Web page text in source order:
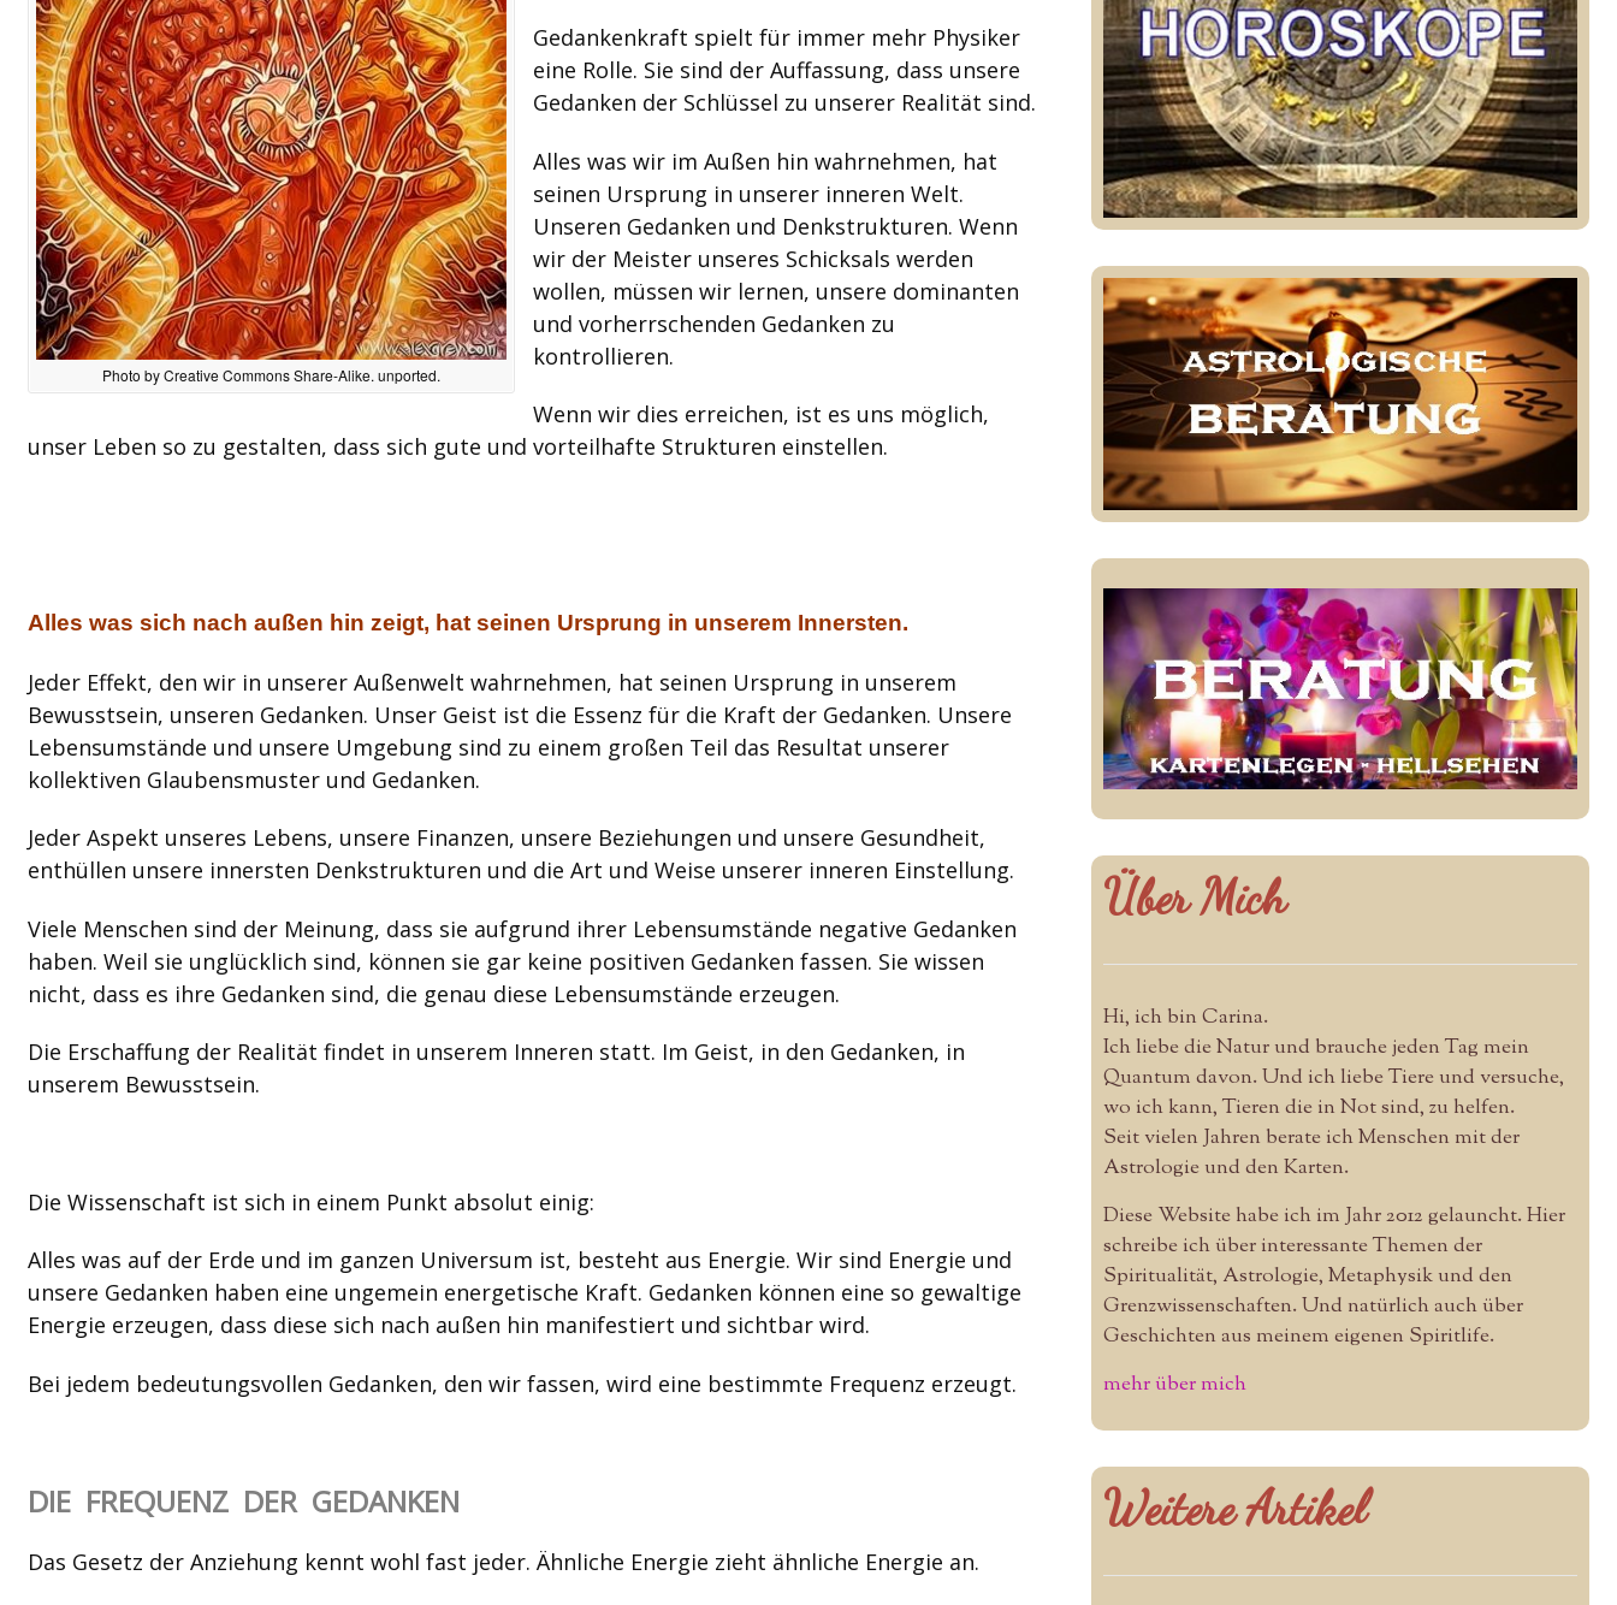
Photo by Creative Commons Share-Alike. unported.
Gedankenkraft spielt für immer mehr Physiker
eine Rolle. Sie sind der Auffassung, dass unsere
Gedanken der Schlüssel zu unserer Realität sind.
Alles was wir im Außen hin wahrnehmen, hat
seinen Ursprung in unserer inneren Welt.
Unseren Gedanken und Denkstrukturen. Wenn
wir der Meister unseres Schicksals werden
wollen, müssen wir lernen, unsere dominanten
und vorherrschenden Gedanken zu
kontrollieren.
Wenn wir dies erreichen, ist es uns möglich,
unser Leben so zu gestalten, dass sich gute und vorteilhafte Strukturen einstellen.
Alles was sich nach außen hin zeigt, hat seinen Ursprung in unserem Innersten.
Jeder Effekt, den wir in unserer Außenwelt wahrnehmen, hat seinen Ursprung in unserem
Bewusstsein, unseren Gedanken. Unser Geist ist die Essenz für die Kraft der Gedanken. Unsere
Lebensumstände und unsere Umgebung sind zu einem großen Teil das Resultat unserer
kollektiven Glaubensmuster und Gedanken.
Jeder Aspekt unseres Lebens, unsere Finanzen, unsere Beziehungen und unsere Gesundheit,
enthüllen unsere innersten Denkstrukturen und die Art und Weise unserer inneren Einstellung.
Viele Menschen sind der Meinung, dass sie aufgrund ihrer Lebensumstände negative Gedanken
haben. Weil sie unglücklich sind, können sie gar keine positiven Gedanken fassen. Sie wissen
nicht, dass es ihre Gedanken sind, die genau diese Lebensumstände erzeugen.
Die Erschaffung der Realität findet in unserem Inneren statt. Im Geist, in den Gedanken, in
unserem Bewusstsein.
Die Wissenschaft ist sich in einem Punkt absolut einig:
Alles was auf der Erde und im ganzen Universum ist, besteht aus Energie. Wir sind Energie und
unsere Gedanken haben eine ungemein energetische Kraft. Gedanken können eine so gewaltige
Energie erzeugen, dass diese sich nach außen hin manifestiert und sichtbar wird.
Bei jedem bedeutungsvollen Gedanken, den wir fassen, wird eine bestimmte Frequenz erzeugt.
DIE FREQUENZ DER GEDANKEN
Das Gesetz der Anziehung kennt wohl fast jeder. Ähnliche Energie zieht ähnliche Energie an.
Über Mich
Hi, ich bin Carina.
Ich liebe die Natur und brauche jeden Tag mein
Quantum davon. Und ich liebe Tiere und versuche,
wo ich kann, Tieren die in Not sind, zu helfen.
Seit vielen Jahren berate ich Menschen mit der
Astrologie und den Karten.
Diese Website habe ich im Jahr 2012 gelauncht. Hier
schreibe ich über interessante Themen der
Spiritualität, Astrologie, Metaphysik und den
Grenzwissenschaften. Und natürlich auch über
Geschichten aus meinem eigenen Spiritlife.
mehr über mich
Weitere Artikel